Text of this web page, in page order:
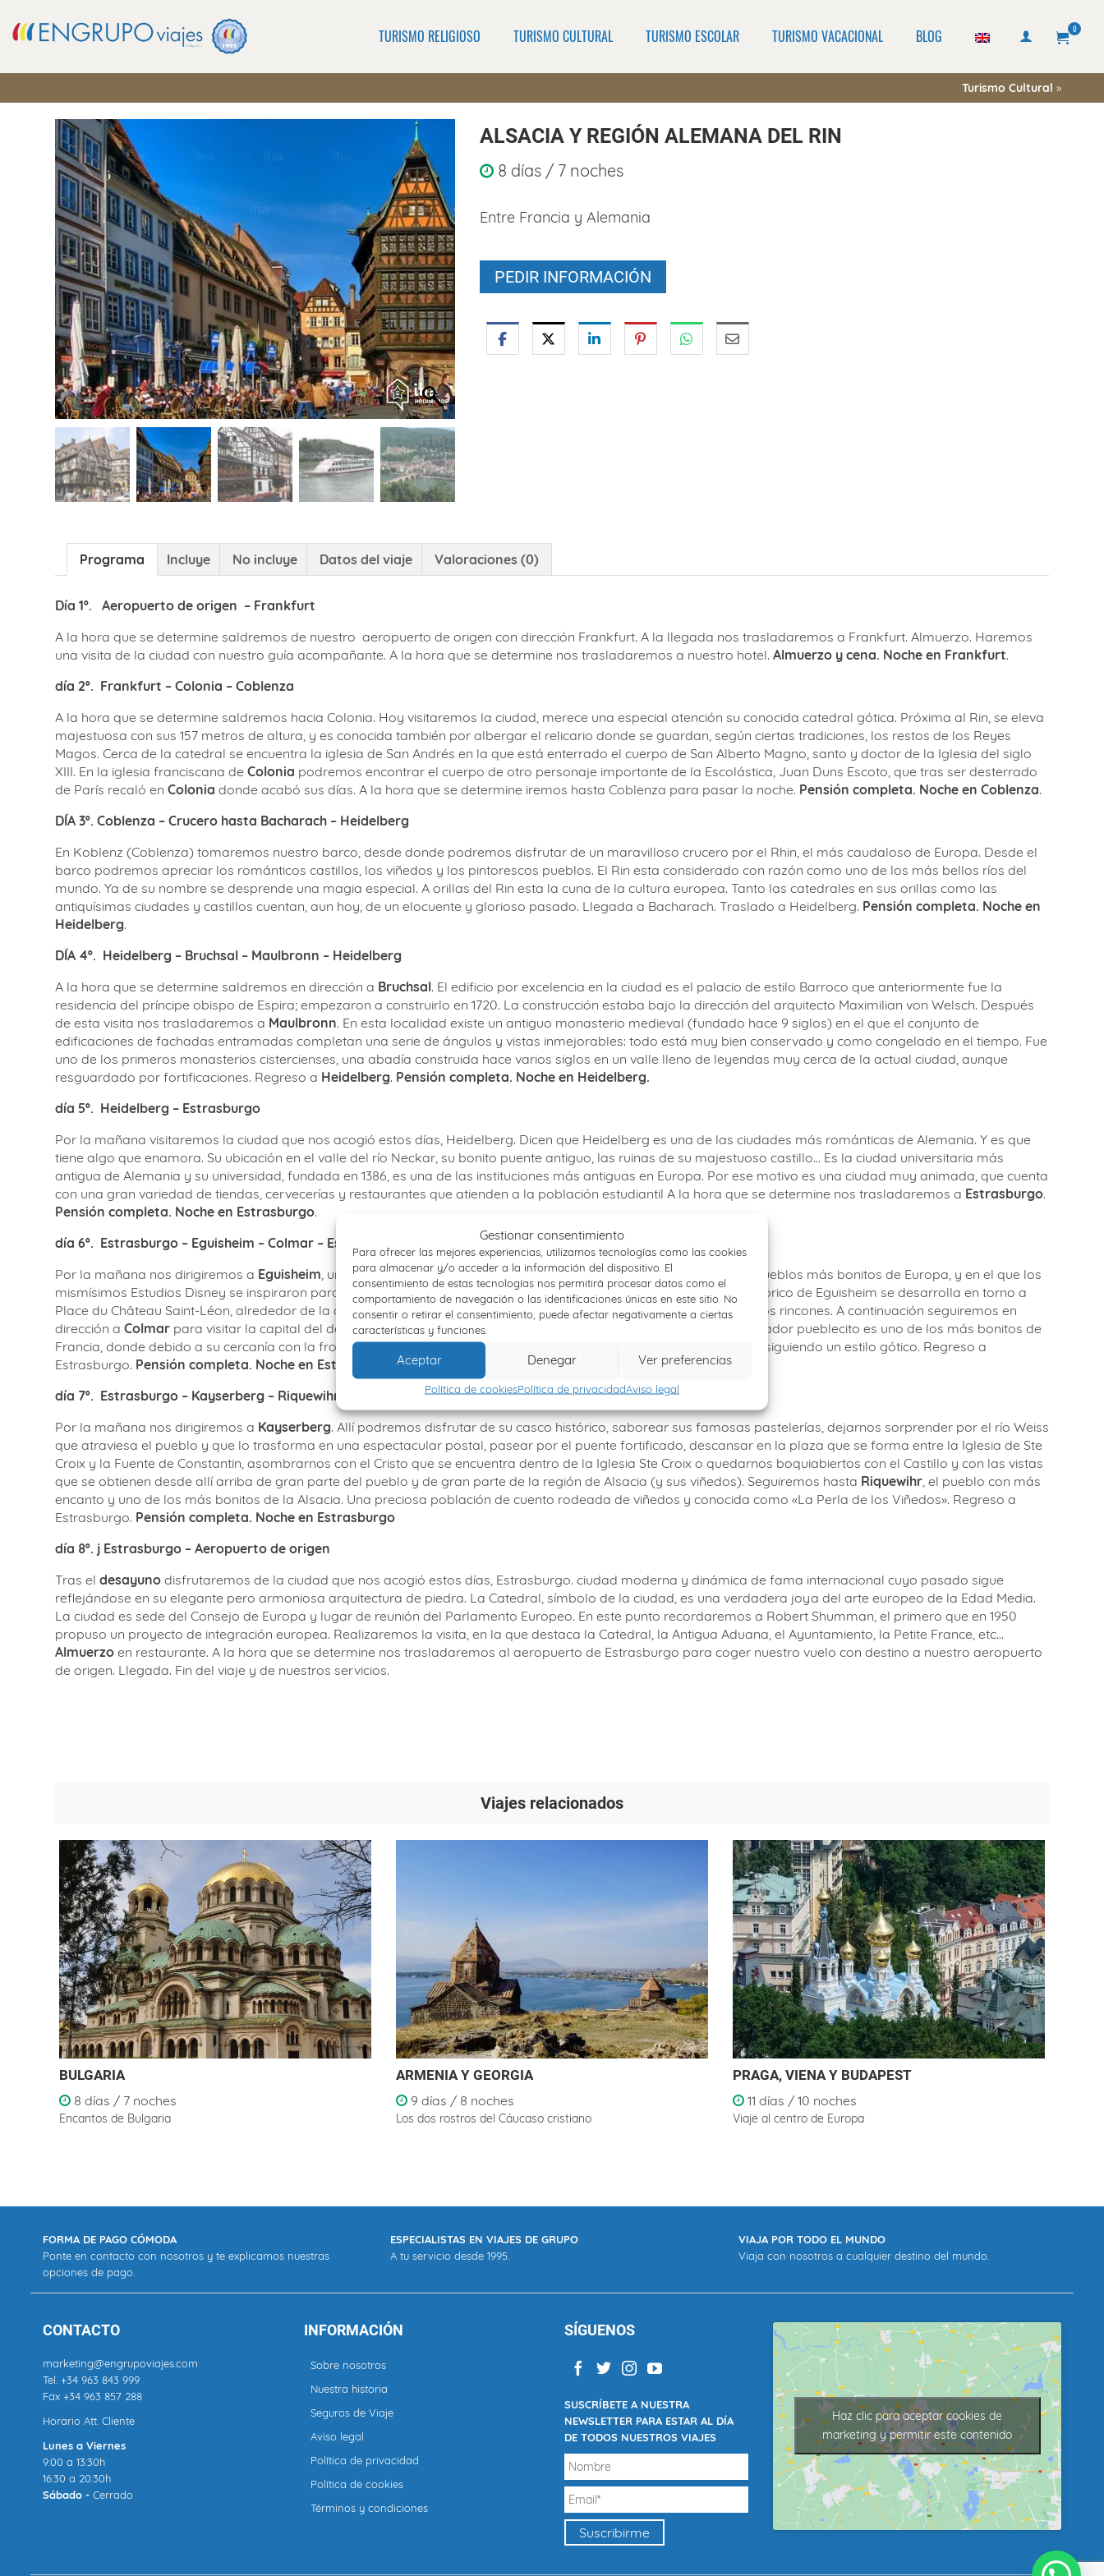
Gestionar consentimiento
Para ofrecer las mejores experiencias, utilizamos tecnologías como las cookies
para almacenar y/o acceder a la información del dispositivo. El
consentimiento de estas tecnologías nos permitirá procesar datos como el
comportamiento de navegación o las identificaciones únicas en este sitio. No
consentir o retirar el consentimiento, puede afectar negativamente a ciertas
características y funciones.
Aceptar Denegar Ver preferencias
Política de cookiesPolítica de privacidadAviso legal
TURISMO RELIGIOSO TURISMO CULTURAL TURISMO ESCOLAR TURISMO VACACIONAL BLOG 0
Turismo Cultural »
ALSACIA Y REGIÓN ALEMANA DEL RIN
8 días / 7 noches
Entre Francia y Alemania
PEDIR INFORMACIÓN
Programa Incluye No incluye Datos del viaje Valoraciones (0)
Día 1º.
Aeropuerto de origen – Frankfurt
A la hora que se determine saldremos de nuestro aeropuerto de origen con dirección Frankfurt. A la llegada nos trasladaremos a Frankfurt. Almuerzo. Haremos
una visita de la ciudad con nuestro guía acompañante. A la hora que se determine nos trasladaremos a nuestro hotel. Almuerzo y cena. Noche en Frankfurt.
día 2º. Frankfurt – Colonia – Coblenza
A la hora que se determine saldremos hacia Colonia. Hoy visitaremos la ciudad, merece una especial atención su conocida catedral gótica. Próxima al Rin, se eleva
majestuosa con sus 157 metros de altura, y es conocida también por albergar el relicario donde se guardan, según ciertas tradiciones, los restos de los Reyes
Magos. Cerca de la catedral se encuentra la iglesia de San Andrés en la que está enterrado el cuerpo de San Alberto Magno, santo y doctor de la Iglesia del siglo
XIII. En la iglesia franciscana de Colonia podremos encontrar el cuerpo de otro personaje importante de la Escolástica, Juan Duns Escoto, que tras ser desterrado
de París recaló en Colonia donde acabó sus días. A la hora que se determine iremos hasta Coblenza para pasar la noche. Pensión completa. Noche en Coblenza.
DÍA 3º. Coblenza – Crucero hasta Bacharach – Heidelberg
En Koblenz (Coblenza) tomaremos nuestro barco, desde donde podremos disfrutar de un maravilloso crucero por el Rhin, el más caudaloso de Europa. Desde el
barco podremos apreciar los románticos castillos, los viñedos y los pintorescos pueblos. El Rin esta considerado con razón como uno de los más bellos ríos del
mundo. Ya de su nombre se desprende una magia especial. A orillas del Rin esta la cuna de la cultura europea. Tanto las catedrales en sus orillas como las
antiquísimas ciudades y castillos cuentan, aun hoy, de un elocuente y glorioso pasado. Llegada a Bacharach. Traslado a Heidelberg. Pensión completa. Noche en
Heidelberg.
DÍA 4º. Heidelberg – Bruchsal – Maulbronn – Heidelberg
A la hora que se determine saldremos en dirección a Bruchsal. El edificio por excelencia en la ciudad es el palacio de estilo Barroco que anteriormente fue la
residencia del príncipe obispo de Espira; empezaron a construirlo en 1720. La construcción estaba bajo la dirección del arquitecto Maximilian von Welsch. Después
de esta visita nos trasladaremos a Maulbronn. En esta localidad existe un antiguo monasterio medieval (fundado hace 9 siglos) en el que el conjunto de
edificaciones de fachadas entramadas completan una serie de ángulos y vistas inmejorables: todo está muy bien conservado y como congelado en el tiempo. Fue
uno de los primeros monasterios cistercienses, una abadía construida hace varios siglos en un valle lleno de leyendas muy cerca de la actual ciudad, aunque
resguardado por fortificaciones. Regreso a Heidelberg. Pensión completa. Noche en Heidelberg.
día 5º. Heidelberg – Estrasburgo
Por la mañana visitaremos la ciudad que nos acogió estos días, Heidelberg. Dicen que Heidelberg es una de las ciudades más románticas de Alemania. Y es que
tiene algo que enamora. Su ubicación en el valle del río Neckar, su bonito puente antiguo, las ruinas de su majestuoso castillo… Es la ciudad universitaria más
antigua de Alemania y su universidad, fundada en 1386, es una de las instituciones más antiguas en Europa. Por ese motivo es una ciudad muy animada, que cuenta
con una gran variedad de tiendas, cervecerías y restaurantes que atienden a la población estudiantil A la hora que se determine nos trasladaremos a Estrasburgo.
Pensión completa. Noche en Estrasburgo.
día 6º. Estrasburgo – Eguisheim – Colmar – Estrasburgo
Por la mañana nos dirigiremos a Eguisheim, un precioso y encantador pueblecito que está considerado uno de los pueblos más bonitos de Europa, y en el que los
mismísimos Estudios Disney se inspiraron para crear la villa de Bella en la película “La Bella y la Bestia”. El centro histórico de Eguisheim se desarrolla en torno a
Place du Château Saint-Léon, alrededor de la cual se establecen tres calles concéntricas que nos ofrecerán muy bellos rincones. A continuación seguiremos en
dirección a Colmar para visitar la capital del departamento del Alto Rin, dentro de la región de la Alsacia. Este encantador pueblecito es uno de los más bonitos de
Francia, donde debido a su cercanía con la frontera alemana muchos de los edificios del casco históricos se hicieron siguiendo un estilo gótico. Regreso a
Estrasburgo. Pensión completa. Noche en Estrasburgo .
día 7º. Estrasburgo – Kayserberg – Riquewihr – Estrasburgo
Por la mañana nos dirigiremos a Kayserberg. Allí podremos disfrutar de su casco histórico, saborear sus famosas pastelerías, dejarnos sorprender por el río Weiss
que atraviesa el pueblo y que lo trasforma en una espectacular postal, pasear por el puente fortificado, descansar en la plaza que se forma entre la Iglesia de Ste
Croix y la Fuente de Constantin, asombrarnos con el Cristo que se encuentra dentro de la Iglesia Ste Croix o quedarnos boquiabiertos con el Castillo y con las vistas
que se obtienen desde allí arriba de gran parte del pueblo y de gran parte de la región de Alsacia (y sus viñedos). Seguiremos hasta Riquewihr, el pueblo con más
encanto y uno de los más bonitos de la Alsacia. Una preciosa población de cuento rodeada de viñedos y conocida como «La Perla de los Viñedos». Regreso a
Estrasburgo. Pensión completa. Noche en Estrasburgo
día 8º. j Estrasburgo – Aeropuerto de origen
Tras el desayuno disfrutaremos de la ciudad que nos acogió estos días, Estrasburgo. ciudad moderna y dinámica de fama internacional cuyo pasado sigue
reflejándose en su elegante pero armoniosa arquitectura de piedra. La Catedral, símbolo de la ciudad, es una verdadera joya del arte europeo de la Edad Media.
La ciudad es sede del Consejo de Europa y lugar de reunión del Parlamento Europeo. En este punto recordaremos a Robert Shumman, el primero que en 1950
propuso un proyecto de integración europea. Realizaremos la visita, en la que destaca la Catedral, la Antigua Aduana, el Ayuntamiento, la Petite France, etc…
Almuerzo en restaurante. A la hora que se determine nos trasladaremos al aeropuerto de Estrasburgo para coger nuestro vuelo con destino a nuestro aeropuerto
de origen. Llegada. Fin del viaje y de nuestros servicios.
Viajes relacionados
BULGARIA
8 días / 7 noches
Encantos de Bulgaria
ARMENIA Y GEORGIA
9 días / 8 noches
Los dos rostros del Cáucaso cristiano
PRAGA, VIENA Y BUDAPEST
11 días / 10 noches
Viaje al centro de Europa
FORMA DE PAGO CÓMODA
Ponte en contacto con nosotros y te explicamos nuestras
opciones de pago.
ESPECIALISTAS EN VIAJES DE GRUPO
A tu servicio desde 1995.
VIAJA POR TODO EL MUNDO
Viaja con nosotros a cualquier destino del mundo.
CONTACTO
marketing@engrupoviajes.com
Tel. +34 963 843 999
Fax +34 963 857 288
Horario Att. Cliente
Lunes a Viernes
9:00 a 13:30h
16:30 a 20:30h
Sábado - Cerrado
INFORMACIÓN
Sobre nosotros
Nuestra historia
Seguros de Viaje
Aviso legal
Política de privacidad
Política de cookies
Términos y condiciones
SÍGUENOS
SUSCRÍBETE A NUESTRA
NEWSLETTER PARA ESTAR AL DÍA
DE TODOS NUESTROS VIAJES
Haz clic para aceptar cookies de
marketing y permitir este contenido